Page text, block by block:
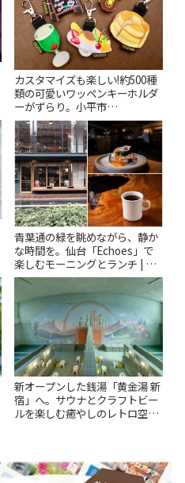
カスタマイズも楽しい!約500種
類の可愛いワッペンキーホルダ
ーがずらり。小平市
「Kimamaya T&K」 | ことりっ
ぷ
青葉通の緑を眺めながら、静か
な時間を。仙台「Echoes」で
楽しむモーニングとランチ | こ
とりっぷ
新オープンした銭湯「黄金湯 新
宿」へ。サウナとクラフトビー
ルを楽しむ癒やしのレトロ空間